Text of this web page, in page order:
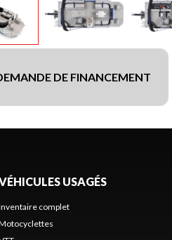
DE FINANCEMENT
USAGÉS
complet